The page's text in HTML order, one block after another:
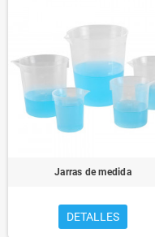
Jarras de medida
DETALLES